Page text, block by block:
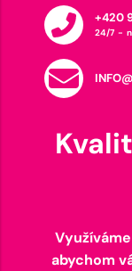
+420
24/7 -
abychom